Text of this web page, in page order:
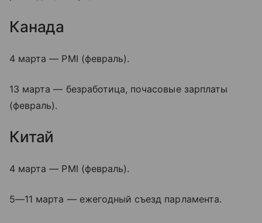
Канада
4 марта — PMI (февраль).
13 марта — безработица, почасовые зарплаты
(февраль).
Китай
4 марта — PMI (февраль).
5—11 марта — ежегодный съезд парламента.